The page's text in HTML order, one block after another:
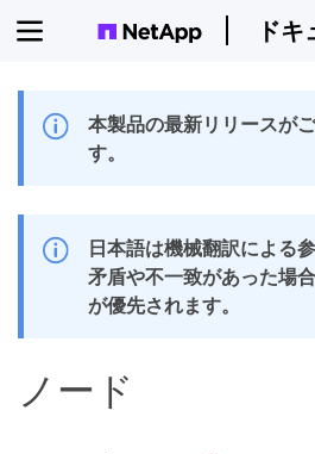
ドキ
本製品の最新リリースが
す。
日本語は機械翻訳による
矛盾や不一致があった場
が優先されます。
ノード